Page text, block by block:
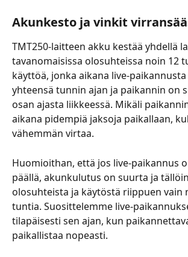
Akunkesto ja vinkit
TMT250-laitteen akku kestää yhdellä
tavanomaisissa olosuhteissa noin 12
käyttöä, jonka aikana live-
yhteensä tunnin ajan ja paikannin on
osan ajasta liikkeessä. Mikäli
aikana pidempiä jaksoja paikallaan,
vähemmän virtaa.
Huomioithan, että jos live-paikannus
päällä, akunkulutus on suurta ja
olosuhteista ja käytöstä riippuen vain
tuntia. Suosittelemme live-
tilapäisesti sen ajan, kun
paikallistaa nopeasti.